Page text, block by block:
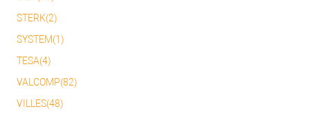
STERK(2)
SYSTEM(1)
TESA(4)
VALCOMP(82)
VILLES(48)